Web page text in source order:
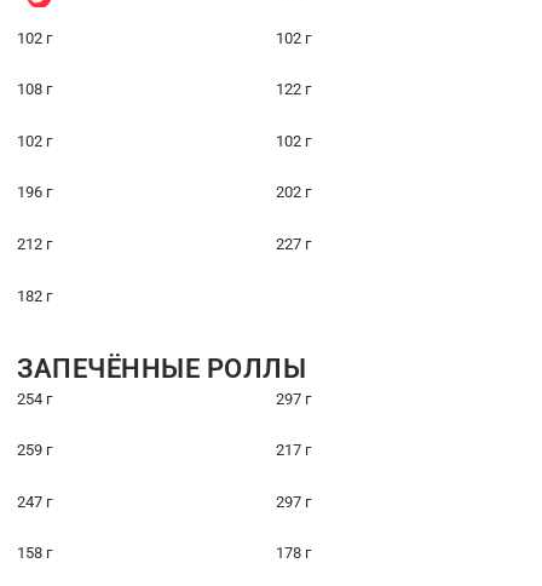
102 г 102 г
108 г 122 г
102 г 102 г
196 г 202 г
212 г 227 г
182 г
ЗАПЕЧЁННЫЕ РОЛЛЫ
254 г 297 г
259 г 217 г
247 г 297 г
158 г 178 г